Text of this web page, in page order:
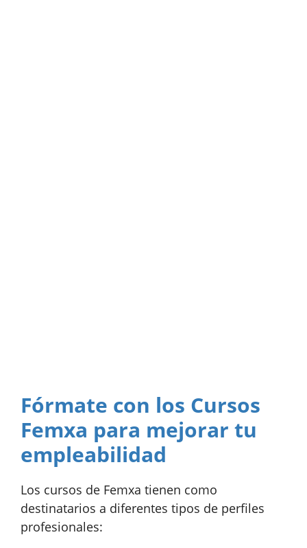
Fórmate con los Cursos
Femxa para mejorar tu
empleabilidad
Los cursos de Femxa tienen como
destinatarios a diferentes tipos de perfiles
profesionales: